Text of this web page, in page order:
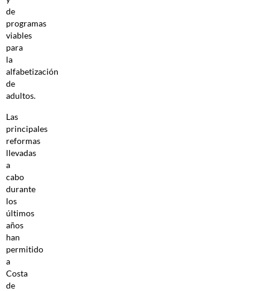
de
programas
viables
para
la
alfabetización
de
adultos.
Las
principales
reformas
llevadas
a
cabo
durante
los
últimos
años
han
permitido
a
Costa
de